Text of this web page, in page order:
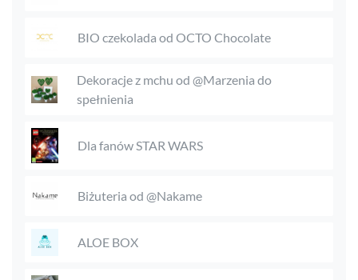
BIO czekolada od OCTO Chocolate
Dekoracje z mchu od @Marzenia do
spełnienia
Dla fanów STAR WARS
Biżuteria od @Nakame
ALOE BOX